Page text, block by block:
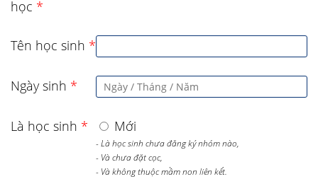
học *
Tên học sinh *
Ngày sinh *
Là học sinh * Mới
- Là học sinh chưa đăng ký nhóm nào,
- Và chưa đặt cọc,
- Và không thuộc mầm non liên kết.